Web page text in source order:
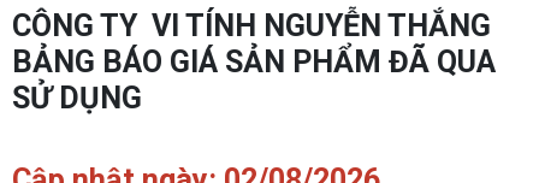
CÔNG TY VI TÍNH NGUYỄN THẮNG
BẢNG BÁO GIÁ SẢN PHẨM ĐÃ QUA
SỬ DỤNG